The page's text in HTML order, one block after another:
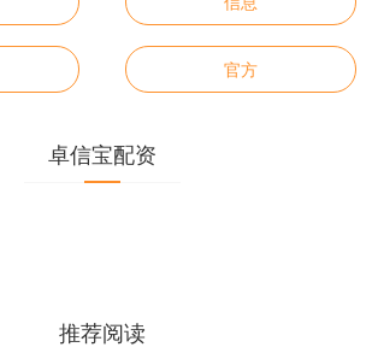
官方
卓信宝配资
推荐阅读